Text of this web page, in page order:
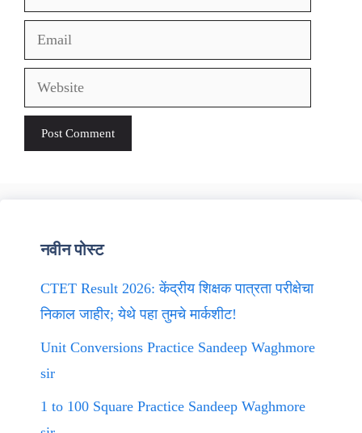
Email
Website
नवीन पोस्ट
CTET Result 2026: केंद्रीय शिक्षक पात्रता परीक्षेचा
निकाल जाहीर; येथे पहा तुमचे मार्कशीट!
Unit Conversions Practice Sandeep Waghmore
sir
1 to 100 Square Practice Sandeep Waghmore